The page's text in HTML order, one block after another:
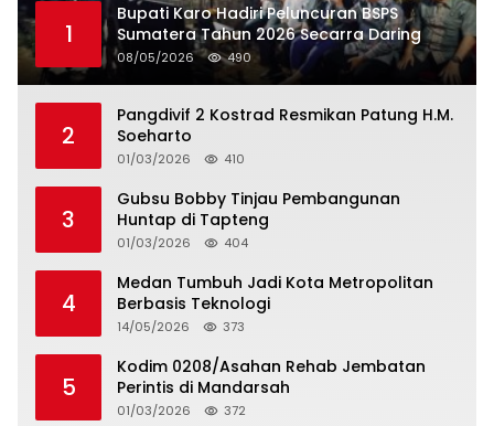
1
Bupati Karo Hadiri Peluncuran BSPS
Sumatera Tahun 2026 Secarra Daring
08/05/2026 490
2
Pangdivif 2 Kostrad Resmikan Patung H.M.
Soeharto
01/03/2026 410
3
Gubsu Bobby Tinjau Pembangunan
Huntap di Tapteng
01/03/2026 404
4
Medan Tumbuh Jadi Kota Metropolitan
Berbasis Teknologi
14/05/2026 373
5
Kodim 0208/Asahan Rehab Jembatan
Perintis di Mandarsah
01/03/2026 372